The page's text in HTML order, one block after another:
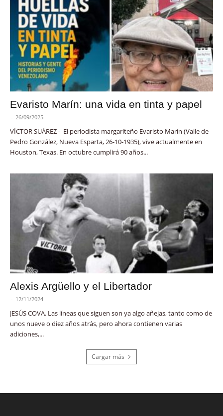
Evaristo Marín: una vida en tinta y papel
- 26/09/2025
VÍCTOR SUÁREZ - El periodista margariteño Evaristo Marín (Valle de
Pedro González, Nueva Esparta, 26-10-1935), vive actualmente en
Houston, Texas. En octubre cumplirá 90 años...
Alexis Argüello y el Libertador
- 12/11/2024
JESÚS COVA. Las líneas que siguen son ya algo añejas, tanto como de
unos nueve o diez años atrás, pero ahora contienen varias
adiciones,...
Cargar más